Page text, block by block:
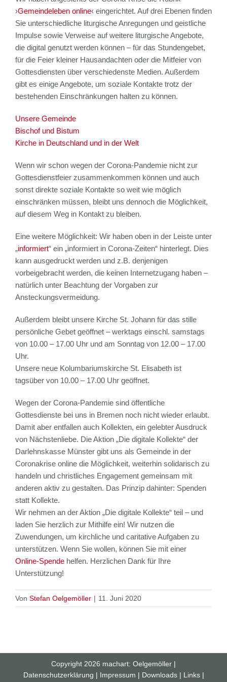
›Gemeindeleben online‹ eingerichtet. Auf drei Ebenen finden
Sie unterschiedliche liturgische Anregungen und geistliche
Impulse sowie Verweise auf weitere liturgische Angebote,
die digital genutzt werden können – für das Stundengebet,
für die Feier kleiner Hausandachten oder die Mitfeier von
Gottesdiensten über verschiedenste Medien. Außerdem
gibt es einige Angebote, um soziale Kontakte trotz der
bestehenden Einschränkungen halten zu können.
Unsere Gemeinde
Bischof und Bistum
Kirche in Deutschland und in der Welt
Wenn wir schon wegen der Corona-Pandemie nicht zur
Gottesdienstfeier zusammenkommen können und auch
sonst direkte soziale Kontakte so weit wie möglich
einschränken müssen, bleibt uns dennoch die Möglichkeit,
auf diesem Weg in Kontakt zu bleiben.
Eine weitere Möglichkeit: Wir haben oben in der Leiste unter
„informiert“ ein „informiert in Corona-Zeiten“ hinterlegt. Dies
kann ausgedruckt werden und z.B. denjenigen
vorbeigebracht werden, die keinen Internetzugang haben –
natürlich unter Beachtung der Vorgaben zur
Ansteckungsvermeidung.
Außerdem bleibt unsere Kirche St. Johann für das stille
persönliche Gebet geöffnet – werktags einschl. samstags
von 10.00 – 17.00 Uhr und am Sonntag von 12.00 – 17.00
Uhr.
Unsere neue Kolumbariumskirche St. Elisabeth ist
tagsüber von 10.00 – 17.00 Uhr geöffnet.
Wegen der Corona-Pandemie sind öffentliche
Gottesdienste bei uns in Bremen noch nicht wieder erlaubt.
Damit aber entfallen auch Kollekten, ein gelebter Ausdruck
von Nächstenliebe. Die Aktion „Die digitale Kollekte“ der
Darlehnskasse Münster gibt uns als Gemeinde in der
Coronakrise online die Möglichkeit, weiterhin solidarisch zu
handeln und christliches Engagement gemeinsam mit
anderen aktiv zu gestalten. Das Prinzip dahinter: Spenden
statt Kollekte.
Wir nehmen an der Aktion „Die digitale Kollekte“ teil – und
laden Sie herzlich zur Mithilfe ein! Wir nutzen die
Zuwendungen, um kirchliche und caritative Aufgaben zu
unterstützen. Wenn Sie wollen, können Sie mit einer
Online-Spende helfen. Herzlichen Dank für Ihre
Unterstützung!
Von Stefan Oelgemöller | 11. Juni 2020
Copyright 2026 machart: Oelgemöller |
Datenschutzerklärung | Impressum | Downloads| Links|